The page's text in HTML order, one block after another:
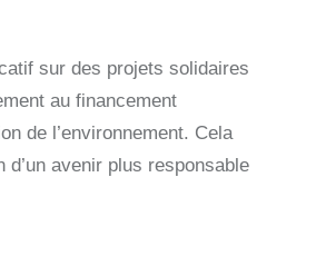
sur des projets solidaires
au financement
de l’environnement. Cela
avenir plus responsable